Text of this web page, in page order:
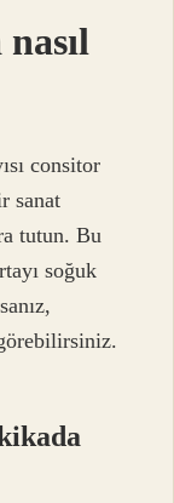
consitor
sanat
tutun. Bu
soğuk